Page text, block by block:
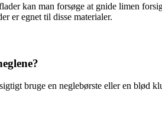
kan man forsøge at gnide limen
er egnet til disse materialer.
bruge en neglebørste eller en